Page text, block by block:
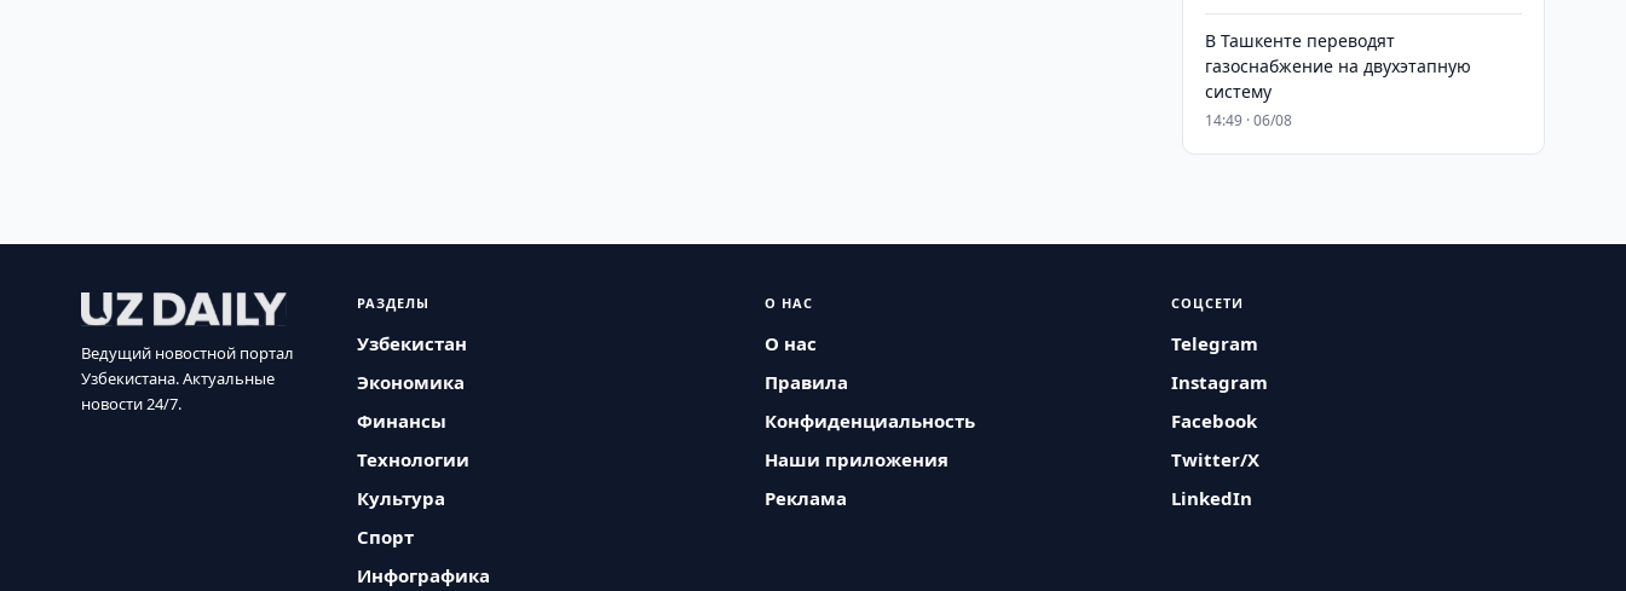
В Ташкенте переводят
газоснабжение на двухэтапную
систему
14:49 · 06/08
Ведущий новостной портал
Узбекистана. Актуальные
новости 24/7.
РАЗДЕЛЫ
Узбекистан
Экономика
Финансы
Технологии
Культура
Спорт
Инфографика
О НАС
О нас
Правила
Конфиденциальность
Наши приложения
Реклама
СОЦСЕТИ
Telegram
Instagram
Facebook
Twitter/X
LinkedIn